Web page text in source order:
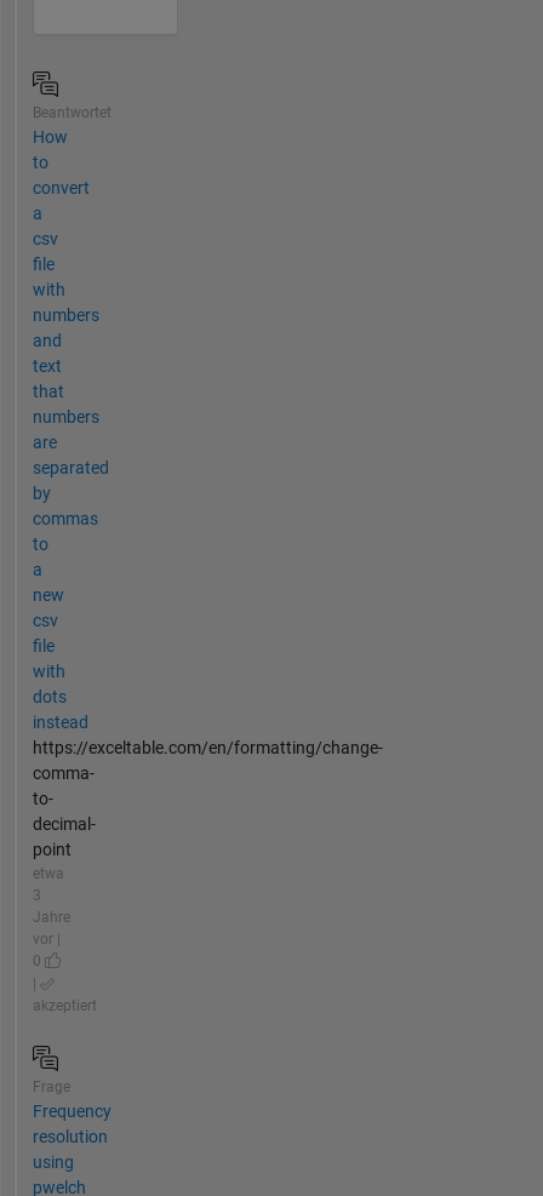
Beantwortet
How
to
convert
a
csv
file
with
numbers
and
text
that
numbers
are
separated
by
commas
to
a
new
csv
file
with
dots
instead
https://exceltable.com/en/formatting/change-
comma-
to-
decimal-
point
etwa
3
Jahre
vor |
0
akzeptiert
Frage
Frequency
resolution
using
pwelch